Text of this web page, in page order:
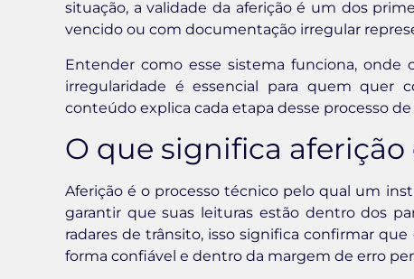
situação, a validade da aferição é um dos
vencido ou com documentação irregular
Entender como esse sistema funciona, onde
irregularidade é essencial para quem quer
conteúdo explica cada etapa desse processo de
O que significa aferição
Aferição é o processo técnico pelo qual um
garantir que suas leituras estão dentro dos
radares de trânsito, isso significa confirmar
forma confiável e dentro da margem de erro